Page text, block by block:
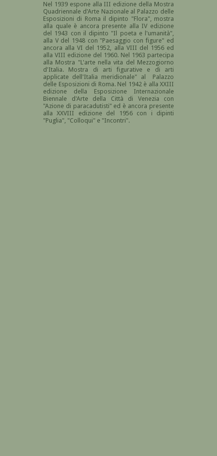
Nel 1939 espone alla III edizione della Mostra
Quadriennale d'Arte Nazionale al Palazzo delle
Esposizioni di Roma il dipinto "Flora", mostra
alla quale è ancora presente alla IV edizione
del 1943 con il dipinto "Il poeta e l'umanità",
alla V del 1948 con "Paesaggio con figure" ed
ancora alla VI del 1952, alla VIII del 1956 ed
alla VIII edizione del 1960. Nel 1963 partecipa
alla Mostra "L'arte nella vita del Mezzogiorno
d'Italia. Mostra di arti figurative e di arti
applicate dell'Italia meridionale" al Palazzo
delle Esposizioni di Roma. Nel 1942 è alla XXIII
edizione della Esposizione Internazionale
Biennale d'Arte della Città di Venezia con
"Azione di paracadutisti" ed è ancora presente
alla XXVIII edizione del 1956 con i dipinti
"Puglia", "Colloqui" e "Incontri".